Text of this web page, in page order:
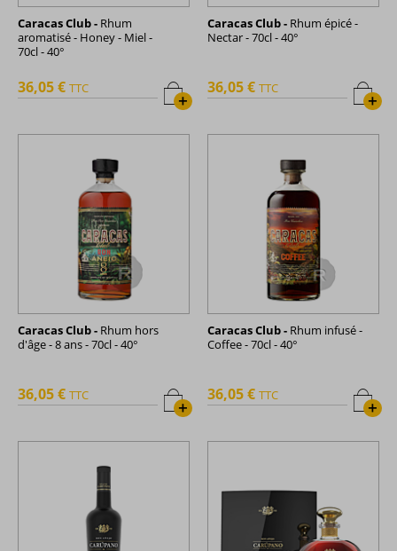
Caracas Club - Rhum
aromatisé - Honey - Miel -
70cl - 40°
+
36,05 € TTC
Caracas Club - Rhum épicé -
Nectar - 70cl - 40°
+
36,05 € TTC
Caracas Club - Rhum hors
d'âge - 8 ans - 70cl - 40°
+
36,05 € TTC
Caracas Club - Rhum infusé -
Coffee - 70cl - 40°
+
36,05 € TTC